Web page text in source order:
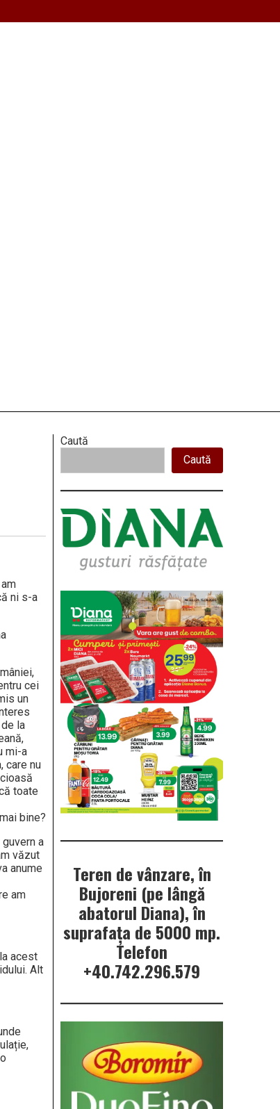
ni s-a
cei
un
la
mi-a
care nu
toate
bine?
a
văzut
anume
am
acest
Alt
Right
Asides
Caută
Caută
Teren de vânzare, în
Bujoreni (pe lângă
abatorul Diana), în
suprafața de 5000 mp.
Telefon
+40.742.296.579